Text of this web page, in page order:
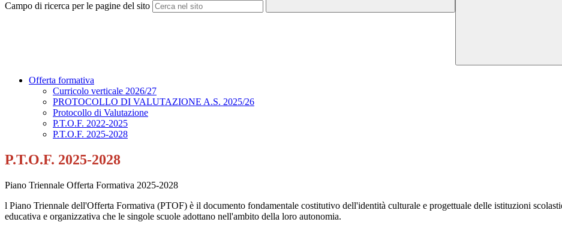
Campo di ricerca per le pagine del sito
Offerta formativa
Curricolo verticale 2026/27
PROTOCOLLO DI VALUTAZIONE A.S. 2025/26
Protocollo di Valutazione
P.T.O.F. 2022-2025
P.T.O.F. 2025-2028
P.T.O.F. 2025-2028
Piano Triennale Offerta Formativa 2025-2028
l Piano Triennale dell'Offerta Formativa (PTOF) è il documento fondamentale costitutivo dell'identità culturale e progettuale delle istituzioni
educativa e organizzativa che le singole scuole adottano nell'ambito della loro autonomia.